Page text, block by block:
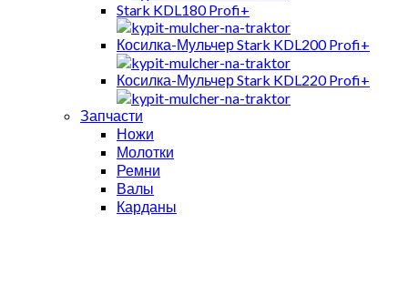
Stark KDL180 Profi+
Косилка-Мульчер Stark KDL200 Profi+
Косилка-Мульчер Stark KDL220 Profi+
Запчасти
Ножи
Молотки
Ремни
Валы
Карданы